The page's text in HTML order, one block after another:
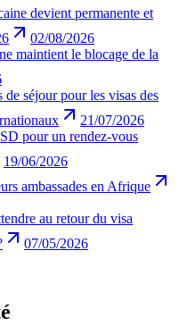
devient permanente et
02/08/2026
maintient le blocage de la
séjour pour les visas des
21/07/2026
pour un rendez-vous
19/06/2026
ambassades en Afrique
au retour du visa
07/05/2026